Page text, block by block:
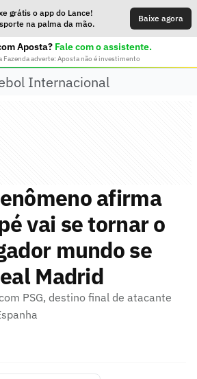
grátis o app do Lance!
na palma da mão.
Baixe agora
Aposta? Fale com o assistente.
Fazenda adverte: Aposta não é investimento
Internacional
afirma
vai se tornar o
mundo se
Madrid
PSG, destino final de atacante